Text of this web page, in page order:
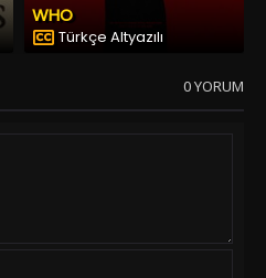
WHO
Türkçe Altyazılı
0 YORUM